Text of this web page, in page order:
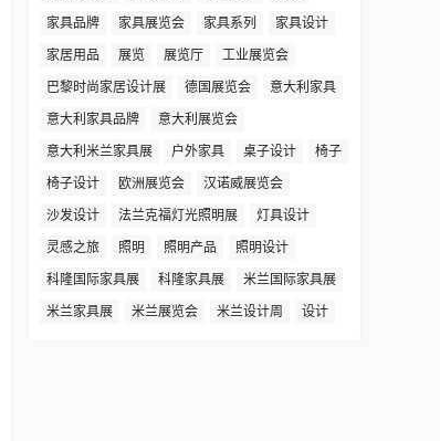
家具品牌
家具展览会 家具系列
家具设计
家居用品
展览 展览厅
工业展览会
巴黎时尚家居设计展
德国展览会
意大利家具
意大利家具品牌
意大利展览会
意大利米兰家具展
户外家具 桌子设计
椅子
椅子设计
欧洲展览会
汉诺威展览会
沙发设计
法兰克福灯光照明展
灯具设计
灵感之旅
照明 照明产品
照明设计
科隆国际家具展
科隆家具展
米兰国际家具展
米兰家具展
米兰展览会 米兰设计周 设计